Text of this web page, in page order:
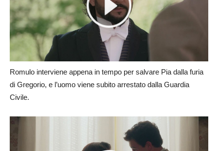
Romulo interviene appena in tempo per salvare Pia dalla furia
di Gregorio, e l’uomo viene subito arrestato dalla Guardia
Civile.